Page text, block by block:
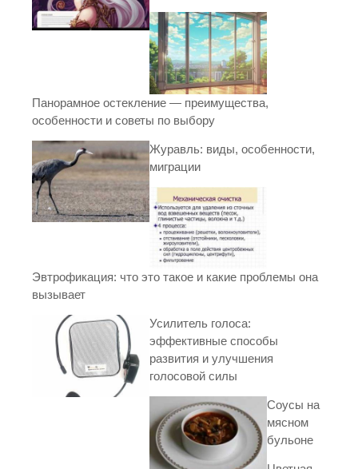
Панорамное остекление — преимущества,
особенности и советы по выбору
Журавль: виды, особенности,
миграции
Эвтрофикация: что это такое и какие проблемы она
вызывает
Усилитель голоса:
эффективные способы
развития и улучшения
голосовой силы
Соусы на
мясном
бульоне